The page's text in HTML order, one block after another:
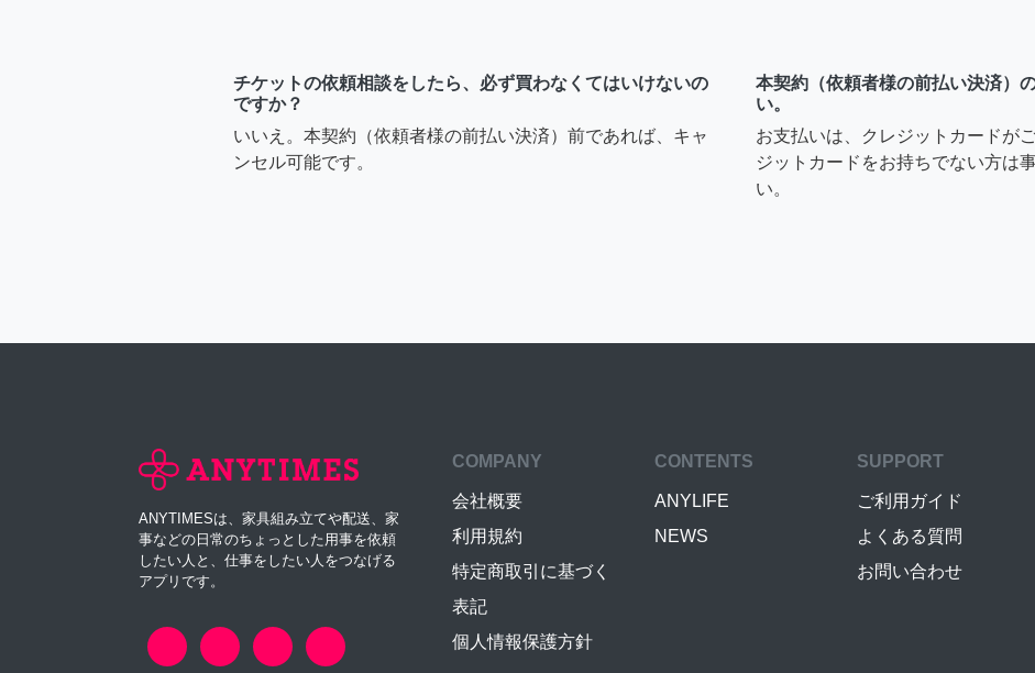
チケットの依頼相談をしたら、必ず買わなくてはいけないの
ですか？
いいえ。本契約（依頼者様の前払い決済）前であれば、キャ
ンセル可能です。
本契約（依頼者様の前払い決済）
い。
お支払いは、クレジットカードが
ジットカードをお持ちでない方は
い。
ANYTIMESは、家具組み立てや配送、家
事などの日常のちょっとした用事を依頼
したい人と、仕事をしたい人をつなげる
アプリです。
COMPANY
会社概要
利用規約
特定商取引に基づく
表記
個人情報保護方針
CONTENTS
ANYLIFE
NEWS
SUPPORT
ご利用ガイド
よくある質問
お問い合わせ